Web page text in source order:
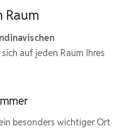
Raum
sich auf jeden Raum Ihres
besonders wichtiger Ort